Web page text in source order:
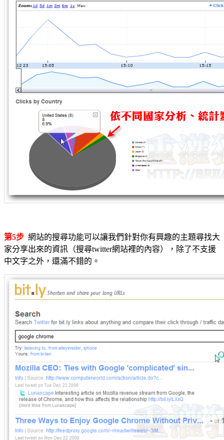
第5步 網站的搜尋功能可以讓我們針對你有興趣的主題尋找大
家分享出來的資訊（搜尋twitter網站裡的內容），除了不支援
中文字之外，還滿不錯的。